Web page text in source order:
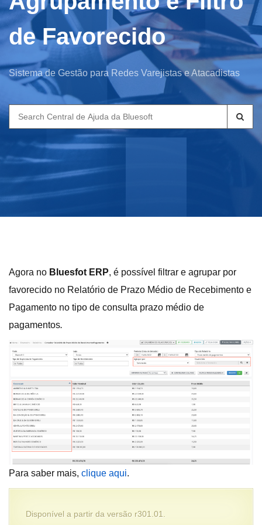
de Favorecido
Sistema de Gestão para Redes Varejistas e Atacadistas
Search
for:
Agora no Bluesfot ERP, é possível filtrar e agrupar por
favorecido no Relatório de Prazo Médio de Recebimento e
Pagamento no tipo de consulta prazo médio de
pagamentos.
Para saber mais, clique aqui.
Disponível a partir da versão r301.01.